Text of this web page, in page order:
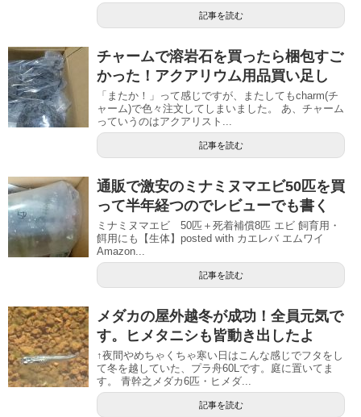
記事を読む
チャームで溶岩石を買ったら梱包すご
かった！アクアリウム用品買い足し
「またか！」って感じですが、またしてもcharm(チ
ャーム)で色々注文してしまいました。 あ、チャーム
っていうのはアクアリスト...
記事を読む
通販で激安のミナミヌマエビ50匹を買
って半年経つのでレビューでも書く
ミナミヌマエビ 50匹＋死着補償8匹 エビ 飼育用・
餌用にも【生体】posted with カエレバ エムワイ
Amazon...
記事を読む
メダカの屋外越冬が成功！全員元気で
す。ヒメタニシも皆動き出したよ
↑夜間やめちゃくちゃ寒い日はこんな感じでフタをし
て冬を越していた、プラ舟60Lです。庭に置いてま
す。 青幹之メダカ6匹・ヒメダ...
記事を読む